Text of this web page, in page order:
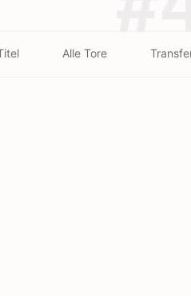
Alle Tore